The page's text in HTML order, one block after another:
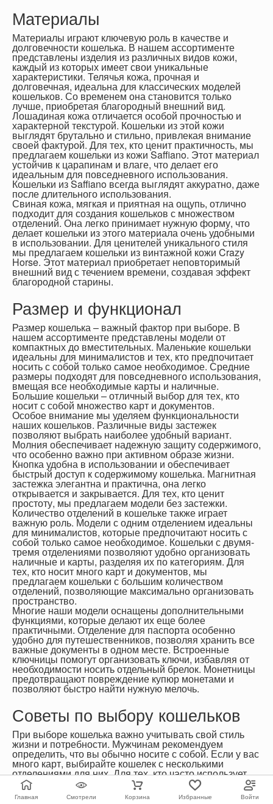
Материалы
Материалы играют ключевую роль в качестве и
долговечности кошелька. В нашем ассортименте
представлены изделия из различных видов кожи,
каждый из которых имеет свои уникальные
характеристики. Телячья кожа, прочная и
долговечная, идеальна для классических моделей
кошельков. Со временем она становится только
лучше, приобретая благородный внешний вид.
Лошадиная кожа отличается особой прочностью и
характерной текстурой. Кошельки из этой кожи
выглядят брутально и стильно, привлекая внимание
своей фактурой. Для тех, кто ценит практичность, мы
предлагаем кошельки из кожи Saffiano. Этот материал
устойчив к царапинам и влаге, что делает его
идеальным для повседневного использования.
Кошельки из Saffiano всегда выглядят аккуратно, даже
после длительного использования.
Свиная кожа, мягкая и приятная на ощупь, отлично
подходит для создания кошельков с множеством
отделений. Она легко принимает нужную форму, что
делает кошельки из этого материала очень удобными
в использовании. Для ценителей уникального стиля
мы предлагаем кошельки из винтажной кожи Crazy
Horse. Этот материал приобретает неповторимый
внешний вид с течением времени, создавая эффект
благородной старины.
Размер и функционал
Размер кошелька – важный фактор при выборе. В
нашем ассортименте представлены модели от
компактных до вместительных. Маленькие кошельки
идеальны для минималистов и тех, кто предпочитает
носить с собой только самое необходимое. Средние
размеры подходят для повседневного использования,
вмещая все необходимые карты и наличные.
Большие кошельки – отличный выбор для тех, кто
носит с собой множество карт и документов.
Особое внимание мы уделяем функциональности
наших кошельков. Различные виды застежек
позволяют выбрать наиболее удобный вариант.
Молния обеспечивает надежную защиту содержимого,
что особенно важно при активном образе жизни.
Кнопка удобна в использовании и обеспечивает
быстрый доступ к содержимому кошелька. Магнитная
застежка элегантна и практична, она легко
открывается и закрывается. Для тех, кто ценит
простоту, мы предлагаем модели без застежки.
Количество отделений в кошельке также играет
важную роль. Модели с одним отделением идеальны
для минималистов, которые предпочитают носить с
собой только самое необходимое. Кошельки с двумя-
тремя отделениями позволяют удобно организовать
наличные и карты, разделяя их по категориям. Для
тех, кто носит много карт и документов, мы
предлагаем кошельки с большим количеством
отделений, позволяющие максимально организовать
пространство.
Многие наши модели оснащены дополнительными
функциями, которые делают их еще более
практичными. Отделение для паспорта особенно
удобно для путешественников, позволяя хранить все
важные документы в одном месте. Встроенные
ключницы помогут организовать ключи, избавляя от
необходимости носить отдельный брелок. Монетницы
предотвращают повреждение купюр монетами и
позволяют быстро найти нужную мелочь.
Советы по выбору кошельков
При выборе кошелька важно учитывать свой стиль
жизни и потребности. Мужчинам рекомендуем
определить, что вы обычно носите с собой. Если у вас
много карт, выбирайте кошелек с несколькими
отделениями для них. Для тех, кто часто использует
наличные, лучше выбрать модель с удобным
отделением для купюр и монетницей. Если вы часто
Главная Смотрели Корзина Избранные Войти